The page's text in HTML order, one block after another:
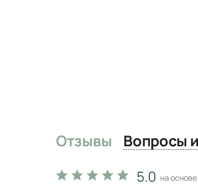
Отзывы
5.0 на основе